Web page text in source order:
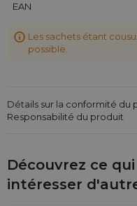
EAN
Les sachets étant
possible.
Détails sur la conformité du
Responsabilité du produit
Découvrez ce
intéresser